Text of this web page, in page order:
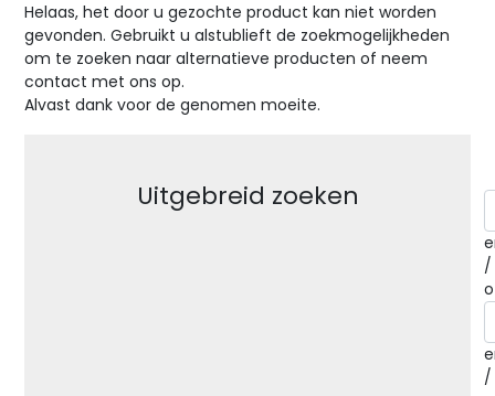
Helaas, het door u gezochte product kan niet worden
gevonden. Gebruikt u alstublieft de zoekmogelijkheden
om te zoeken naar alternatieve producten of neem
contact met ons op.
Alvast dank voor de genomen moeite.
Uitgebreid zoeken
/
/